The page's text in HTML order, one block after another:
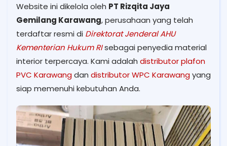
Website ini dikelola oleh PT Rizqita Jaya
Gemilang Karawang, perusahaan yang telah
terdaftar resmi di Direktorat Jenderal AHU
Kementerian Hukum RIsebagai penyedia material
interior terpercaya. Kami adalah distributor plafon
PVC Karawangdan distributor WPC Karawangyang
siap memenuhi kebutuhan Anda.